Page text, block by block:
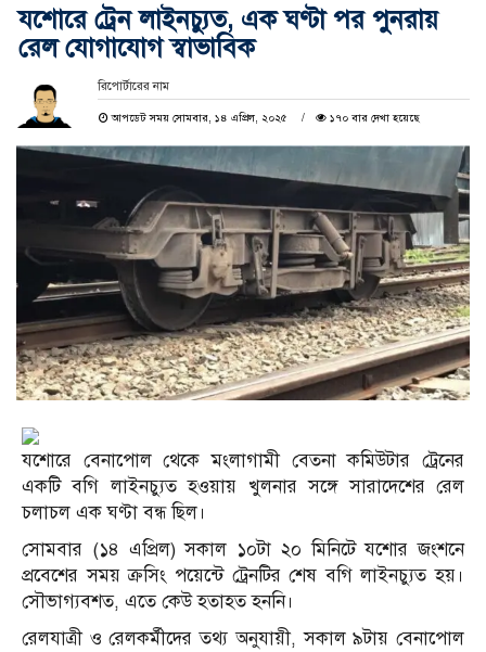
যশোরে ট্রেন লাইনচ্যুত, এক ঘণ্টা পর পুনরায়
রেল যোগাযোগ স্বাভাবিক
রিপোর্টারের নাম
আপডেট সময় সোমবার, ১৪ এপ্রিল, ২০২৫ ১৭০ বার দেখা হয়েছে
যশোরে বেনাপোল থেকে মংলাগামী বেতনা কমিউটার ট্রেনের
একটি বগি লাইনচ্যুত হওয়ায় খুলনার সঙ্গে সারাদেশের রেল
চলাচল এক ঘণ্টা বন্ধ ছিল।
সোমবার (১৪ এপ্রিল) সকাল ১০টা ২০ মিনিটে যশোর জংশনে
প্রবেশের সময় ক্রসিং পয়েন্টে ট্রেনটির শেষ বগি লাইনচ্যুত হয়।
সৌভাগ্যবশত, এতে কেউ হতাহত হননি।
রেলযাত্রী ও রেলকর্মীদের তথ্য অনুযায়ী, সকাল ৯টায় বেনাপোল